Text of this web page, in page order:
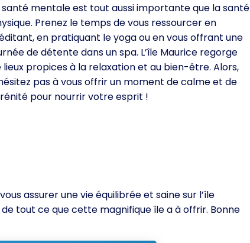
santé mentale est tout aussi importante que la santé
Prenez le temps de vous ressourcer en
en pratiquant le yoga ou en vous offrant une
de détente dans un spa. L’île Maurice regorge
lieux propices à la relaxation et au bien-être. Alors,
pas à vous offrir un moment de calme et de
pour nourrir votre esprit !
assurer une vie équilibrée et saine sur l’île
tout ce que cette magnifique île a à offrir. Bonne